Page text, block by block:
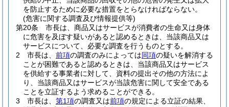
を防止するために必要な措置をとらなければならない。
(危害に関する調査及び情報提供等)
第20条
市長は、商品又はサービスが消費者の生命又は身体
に危害を及ぼす疑いがあると認めるときは、当該商品又は
サービスについて、必要な調査を行うものとする。
2
市長は、 前項の調査のみによっては同項の疑いを解消する
ことが困難であると認めるときは、当該商品又はサービス
を供給する事業者に対して、資料の提出その他の方法によ
り、当該商品又はサービスが当該危害に関して安全である
ことを立証するよう求めることができる。
3
市長は、 第1項の調査又は前項の規定による立証の結果、